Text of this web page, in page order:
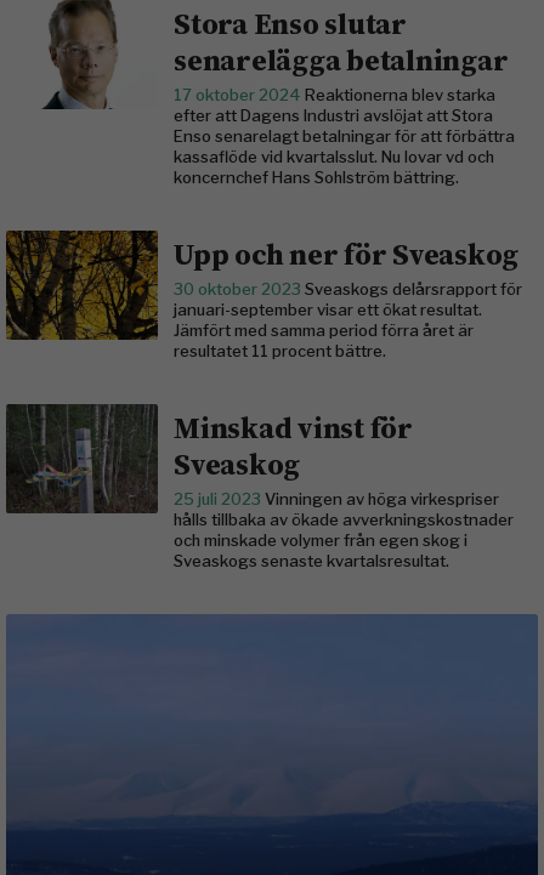
Stora Enso slutar
senarelägga betalningar
17 oktober 2024 Reaktionerna blev starka
efter att Dagens Industri avslöjat att Stora
Enso senarelagt betalningar för att förbättra
kassaflöde vid kvartalsslut. Nu lovar vd och
koncernchef Hans Sohlström bättring.
Upp och ner för Sveaskog
30 oktober 2023 Sveaskogs delårsrapport för
januari-september visar ett ökat resultat.
Jämfört med samma period förra året är
resultatet 11 procent bättre.
Minskad vinst för
Sveaskog
25 juli 2023 Vinningen av höga virkespriser
hålls tillbaka av ökade avverkningskostnader
och minskade volymer från egen skog i
Sveaskogs senaste kvartalsresultat.